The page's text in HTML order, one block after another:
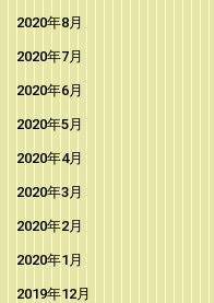
2020年8月
2020年7月
2020年6月
2020年5月
2020年4月
2020年3月
2020年2月
2020年1月
2019年12月